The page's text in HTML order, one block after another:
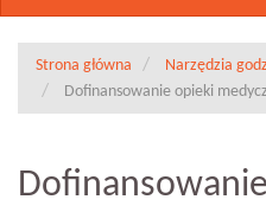
Strona główna
Narzędzia
Dofinansowanie opieki
Dofinansowanie